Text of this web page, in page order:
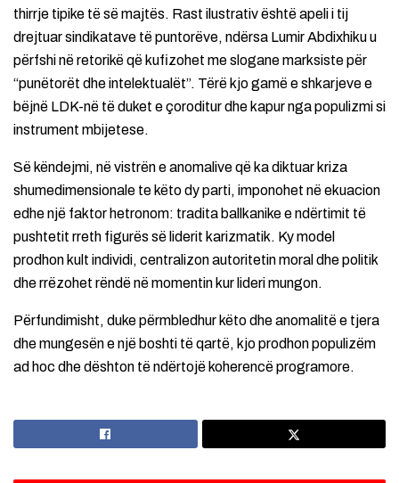
thirrje tipike të së majtës. Rast ilustrativ është apeli i tij
drejtuar sindikatave të puntorëve, ndërsa Lumir Abdixhiku u
përfshi në retorikë që kufizohet me slogane marksiste për
“punëtorët dhe intelektualët”. Tërë kjo gamë e shkarjeve e
bëjnë LDK-në të duket e çoroditur dhe kapur nga populizmi si
instrument mbijetese.
Së këndejmi, në vistrën e anomalive që ka diktuar kriza
shumedimensionale te këto dy parti, imponohet në ekuacion
edhe një faktor hetronom: tradita ballkanike e ndërtimit të
pushtetit rreth figurës së liderit karizmatik. Ky model
prodhon kult individi, centralizon autoritetin moral dhe politik
dhe rrëzohet rëndë në momentin kur lideri mungon.
Përfundimisht, duke përmbledhur këto dhe anomalitë e tjera
dhe mungesën e një boshti të qartë, kjo prodhon populizëm
ad hoc dhe dështon të ndërtojë koherencë programore.